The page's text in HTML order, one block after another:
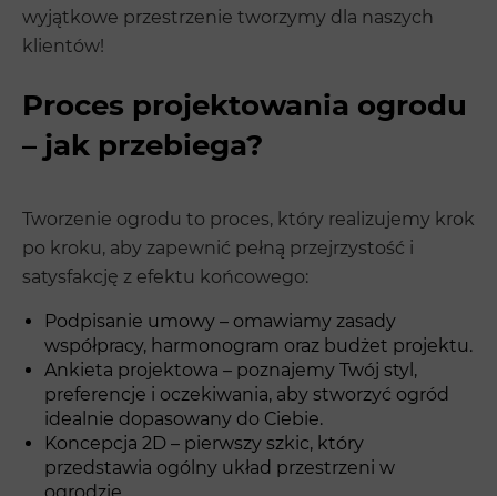
wyjątkowe przestrzenie tworzymy dla naszych
klientów!
Proces projektowania ogrodu
– jak przebiega?
Tworzenie ogrodu to proces, który realizujemy krok
po kroku, aby zapewnić pełną przejrzystość i
satysfakcję z efektu końcowego:
Podpisanie umowy – omawiamy zasady
współpracy, harmonogram oraz budżet projektu.
Ankieta projektowa – poznajemy Twój styl,
preferencje i oczekiwania, aby stworzyć ogród
idealnie dopasowany do Ciebie.
Koncepcja 2D – pierwszy szkic, który
przedstawia ogólny układ przestrzeni w